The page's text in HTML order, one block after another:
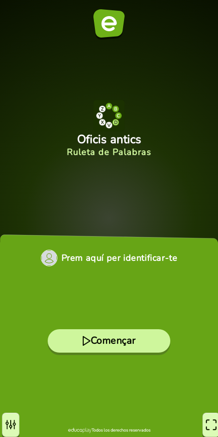
Oficis antics
Ruleta de Palabras
Prem aquí per identificar-te
Començar
Todos los derechos reservados